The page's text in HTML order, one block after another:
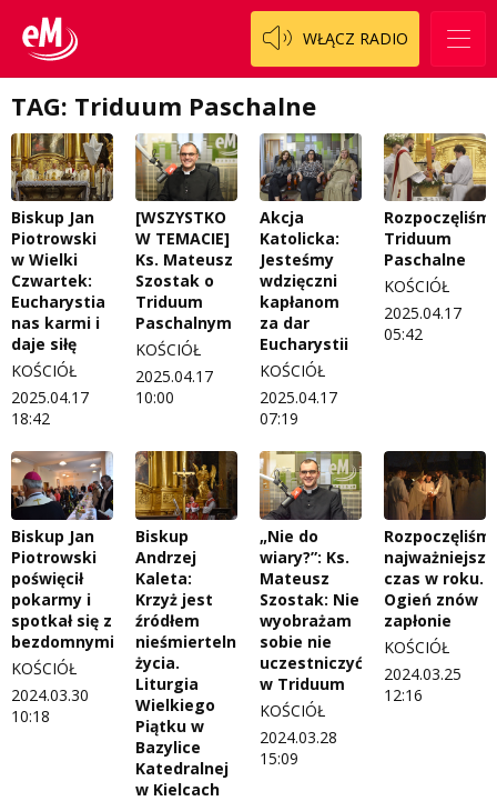
WŁĄCZ RADIO
TAG: Triduum Paschalne
Biskup Jan
Piotrowski
w Wielki
Czwartek:
Eucharystia
nas karmi i
daje siłę
KOŚCIÓŁ
2025.04.17
18:42
[WSZYSTKO
W TEMACIE]
Ks. Mateusz
Szostak o
Triduum
Paschalnym
KOŚCIÓŁ
2025.04.17
10:00
Akcja
Katolicka:
Jesteśmy
wdzięczni
kapłanom
za dar
Eucharystii
KOŚCIÓŁ
2025.04.17
07:19
Triduum
Paschalne
KOŚCIÓŁ
2025.04.17
05:42
Biskup Jan
Piotrowski
poświęcił
pokarmy i
spotkał się z
bezdomnymi
KOŚCIÓŁ
2024.03.30
10:18
Biskup
Andrzej
Kaleta:
Krzyż jest
źródłem
nieśmiertelnego
życia.
Liturgia
Wielkiego
Piątku w
Bazylice
Katedralnej
w Kielcach
„Nie do
wiary?”: Ks.
Mateusz
Szostak: Nie
wyobrażam
sobie nie
uczestniczyć
w Triduum
KOŚCIÓŁ
2024.03.28
15:09
najważniejszy
czas w roku.
Ogień znów
zapłonie
KOŚCIÓŁ
2024.03.25
12:16